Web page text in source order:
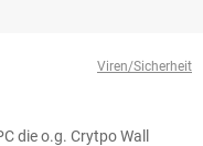
Viren/Sicherheit
die o.g. Crytpo Wall